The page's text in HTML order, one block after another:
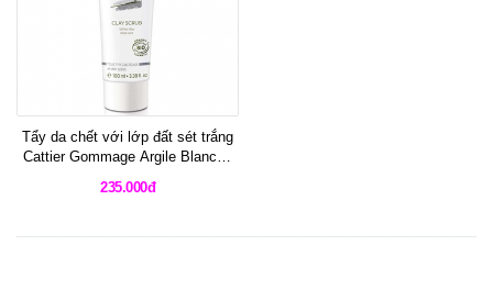
Tẩy da chết với lớp đất sét trắng
Cattier Gommage Argile Blanche
235.000đ